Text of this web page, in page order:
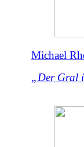
Michael
„Der Gral